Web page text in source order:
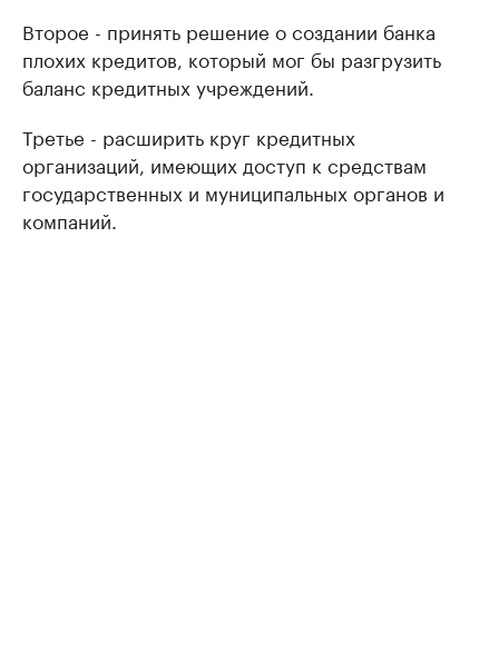
Второе - принять решение о создании банка
плохих кредитов, который мог бы разгрузить
баланс кредитных учреждений.
Третье - расширить круг кредитных
организаций, имеющих доступ к средствам
государственных и муниципальных органов и
компаний.